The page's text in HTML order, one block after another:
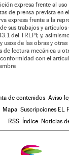
expresa frente al
de prensa prevista en
expresa frente a la
sus trabajos y
del TRLPI; y,
usos de las obras y
de lectura mecánica u
con el
de contenidos Aviso
Mapa Suscripciones EL
RSS Índice Noticias